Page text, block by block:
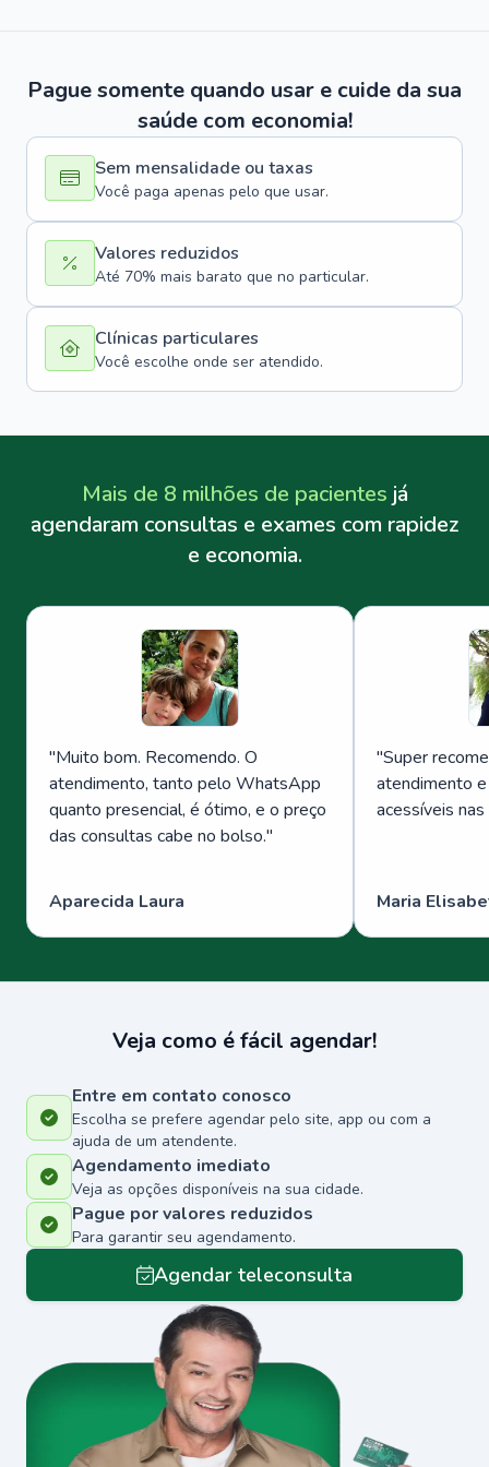
Pague somente quando usar e cuide da sua
saúde com economia!
Sem mensalidade ou taxas
Você paga apenas pelo que usar.
Valores reduzidos
Até 70% mais barato que no particular.
Clínicas particulares
Você escolhe onde ser atendido.
Mais de 8 milhões de pacientes já
agendaram consultas e exames com rapidez
e economia.
"Muito bom. Recomendo. O
atendimento, tanto pelo WhatsApp
quanto presencial, é ótimo, e o preço
das consultas cabe no bolso."
Aparecida Laura
"Super
atendimento
acessíveis
Maria
Veja como é fácil agendar!
Entre em contato conosco
Escolha se prefere agendar pelo site, app ou com a
ajuda de um atendente.
Agendamento imediato
Veja as opções disponíveis na sua cidade.
Pague por valores reduzidos
Para garantir seu agendamento.
Agendar teleconsulta